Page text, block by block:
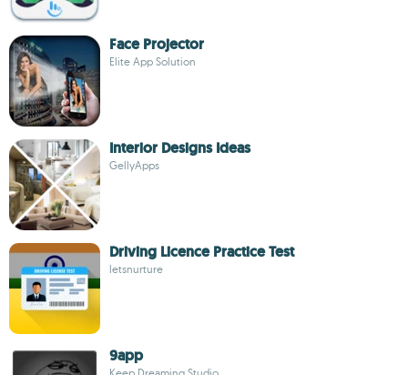
Face Projector
Elite App Solution
Interior Designs Ideas
GellyApps
Driving Licence Practice Test
letsnurture
9app